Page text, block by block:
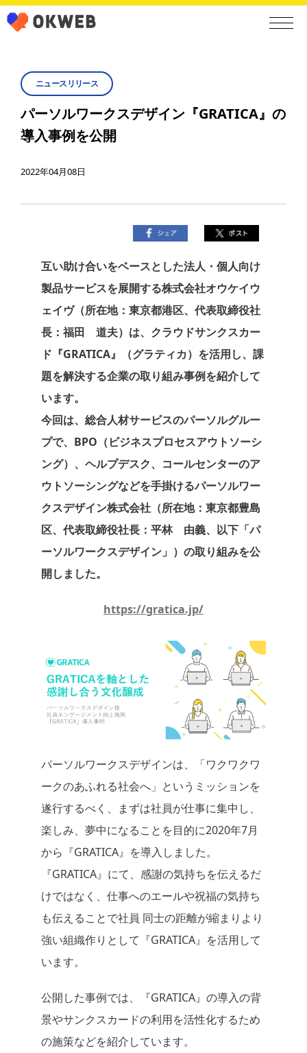
ニュースリリース
パーソルワークスデザイン『GRATICA』の
導入事例を公開
2022年04月08日
互い助け合いをベースとした法人・個人向け
製品サービスを展開する株式会社オウケイウ
ェイヴ（所在地：東京都港区、代表取締役社
長：福田 道夫）は、クラウドサンクスカー
ド『GRATICA』（グラティカ）を活用し、課
題を解決する企業の取り組み事例を紹介して
います。
今回は、総合人材サービスのパーソルグルー
プで、BPO（ビジネスプロセスアウトソーシ
ング）、ヘルプデスク、コールセンターのア
ウトソーシングなどを手掛けるパーソルワー
クスデザイン株式会社（所在地：東京都豊島
区、代表取締役社長：平林 由義、以下「パ
ーソルワークスデザイン」）の取り組みを公
開しました。
https://gratica.jp/
パーソルワークスデザインは、「ワクワクワ
ークのあふれる社会へ」というミッションを
遂行するべく、まずは社員が仕事に集中し、
楽しみ、夢中になることを目的に2020年7月
から『GRATICA』を導入しました。
『GRATICA』にて、感謝の気持ちを伝えるだ
けではなく、仕事へのエールや祝福の気持ち
も伝えることで社員 同士の距離が縮まりより
強い組織作りとして『GRATICA』を活用して
います。
公開した事例では、『GRATICA』の導入の背
景やサンクスカードの利用を活性化するため
の施策などを紹介しています。